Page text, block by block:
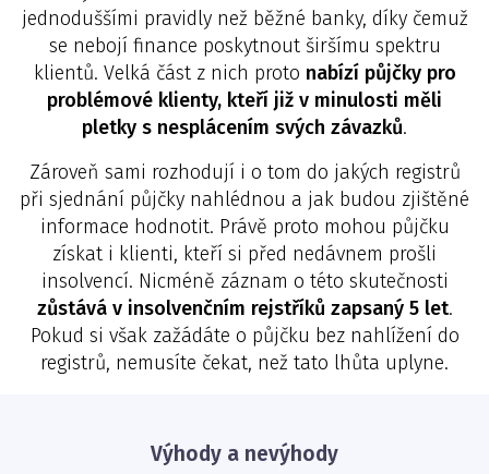
jednoduššími pravidly než běžné banky, díky čemuž
se nebojí finance poskytnout širšímu spektru
klientů. Velká část z nich proto nabízí půjčky pro
problémové klienty, kteří již v minulosti měli
pletky s nesplácením svých závazků.
Zároveň sami rozhodují i o tom do jakých registrů
při sjednání půjčky nahlédnou a jak budou zjištěné
informace hodnotit. Právě proto mohou půjčku
získat i klienti, kteří si před nedávnem prošli
insolvencí. Nicméně záznam o této skutečnosti
zůstává v insolvenčním rejstříků zapsaný 5 let.
Pokud si však zažádáte o půjčku bez nahlížení do
registrů, nemusíte čekat, než tato lhůta uplyne.
Výhody a nevýhody